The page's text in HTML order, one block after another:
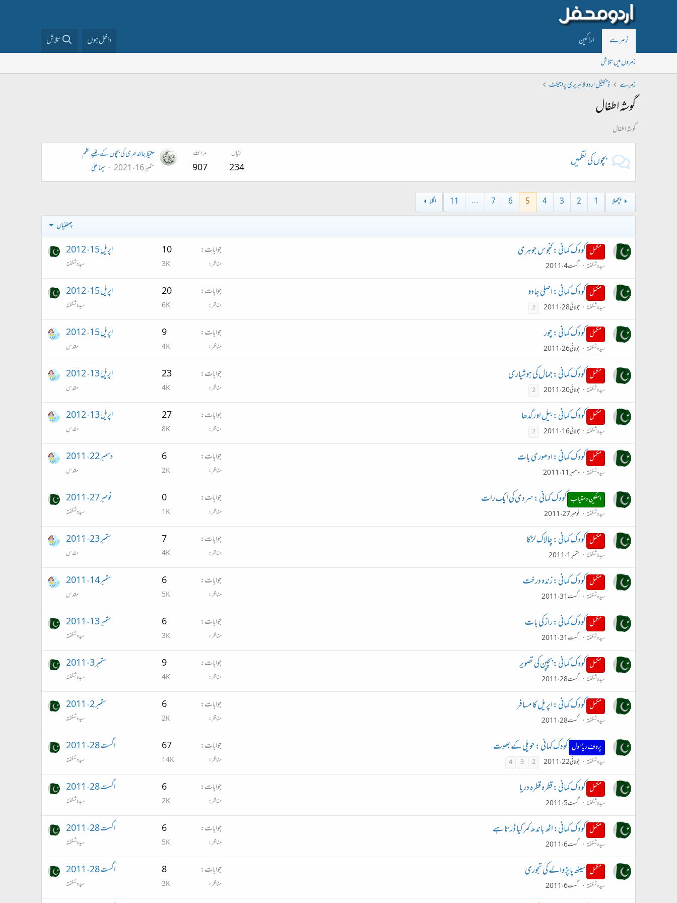
زمرے اراکین داخل ہوں تلاش
زمروں میں تلاش
زمرے
ڈیجیٹل اردو لائبریری پراجیکٹ
گوشہ اطفال
گوشہ اطفال
بچوں کی نظمیں لڑیاں
234
مراسلے
907
حفیظ جالندھری کی بچوں کے لئیے نظم
ستمبر 16، 2021
سیما علی
پچھلا 1
2
3
4
5
6
7
…
11
اگلا
چھلنیاں
مکمل کودک کہانی : کنجوس جوہری
سیدہ شگفتہ اگست 4، 2011
جوابات 10
مناظر 3K
اپریل 15، 2012
سیدہ شگفتہ
مکمل کودک کہانی : اصلی جادو
سیدہ شگفتہ جولائی 28، 2011 2
جوابات 20
مناظر 6K
اپریل 15، 2012
سیدہ شگفتہ
مکمل کودک کہانی : چور
سیدہ شگفتہ جولائی 26، 2011
جوابات 9
مناظر 4K
اپریل 15، 2012
مقدس
مکمل کودک کہانی : جمال کی ہوشیاری
سیدہ شگفتہ جولائی 20، 2011 2
جوابات 23
مناظر 4K
اپریل 13، 2012
مقدس
مکمل کودک کہانی : بیل اور گدھا
سیدہ شگفتہ جولائی 16، 2011 2
جوابات 27
مناظر 8K
اپریل 13، 2012
مقدس
مکمل کودک کہانی : ادھوری بات
سیدہ شگفتہ دسمبر 11، 2011
جوابات 6
مناظر 2K
دسمبر 22، 2011
مقدس
اسکین دستیاب کودک کہانی : سردی کی ایک رات
سیدہ شگفتہ نومبر 27، 2011
جوابات 0
مناظر 1K
نومبر 27، 2011
سیدہ شگفتہ
مکمل کودک کہانی : چالاک لڑکا
سیدہ شگفتہ ستمبر 1، 2011
جوابات 7
مناظر 4K
ستمبر 23، 2011
مقدس
مکمل کودک کہانی : زندہ درخت
سیدہ شگفتہ اگست 31، 2011
جوابات 6
مناظر 5K
ستمبر 14، 2011
مقدس
مکمل کودک کہانی : راز کی بات
سیدہ شگفتہ اگست 31، 2011
جوابات 6
مناظر 3K
ستمبر 13، 2011
سیدہ شگفتہ
مکمل کودک کہانی : بچپن کی تصویر
سیدہ شگفتہ اگست 28، 2011
جوابات 9
مناظر 4K
ستمبر 3، 2011
سیدہ شگفتہ
مکمل کودک کہانی : اپریل کا مسافر
سیدہ شگفتہ اگست 28، 2011
جوابات 6
مناظر 2K
ستمبر 2، 2011
سیدہ شگفتہ
پروف ریڈ اول کودک کہانی : حویلی کے بھوت
سیدہ شگفتہ جولائی 22، 2011 2
3
4
جوابات 67
مناظر 14K
اگست 28، 2011
سیدہ شگفتہ
مکمل کودک کہانی : قطرہ قطرہ دریا
سیدہ شگفتہ اگست 5، 2011
جوابات 6
مناظر 2K
اگست 28، 2011
سیدہ شگفتہ
مکمل کودک کہانی: اٹھ باندھ کمر کیا ڈرتا ہے
سیدہ شگفتہ اگست 6، 2011
جوابات 6
مناظر 5K
اگست 28، 2011
سیدہ شگفتہ
مکمل سیٹھ پاپڑ والے کی تجوری
سیدہ شگفتہ اگست 6، 2011
جوابات 8
مناظر 3K
اگست 28، 2011
سیدہ شگفتہ